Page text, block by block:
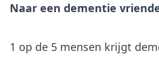
Naar een dementie
1 op de 5 mensen krijgt